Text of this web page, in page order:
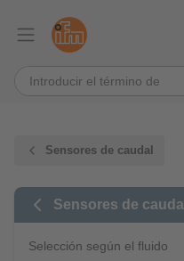
Sensores de caudal
Sensores de caudal
Selección según el fluido